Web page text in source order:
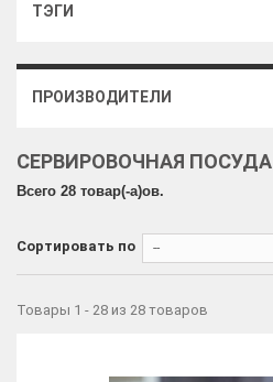
ТЭГИ
ПРОИЗВОДИТЕЛИ
СЕРВИРОВОЧНАЯ ПОСУДА
Всего 28 товар(-a)ов.
Сортировать по --
Товары 1 - 28 из 28 товаров